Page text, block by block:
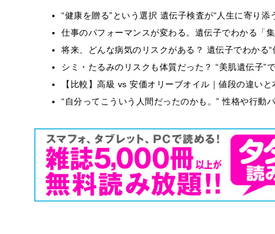
“健康を贈る”という選択 遺伝子検査が“人生に寄り添
仕事のパフォーマンスが変わる。遺伝子でわかる「
将来、どんな病気のリスクがある？ 遺伝子でわかる
シミ・たるみのリスクも体質だった？ “美肌遺伝子”
【比較】高級 vs 安価オリーブオイル｜値段の違い
“自分ってこういう人間だったのかも。” 性格や行動